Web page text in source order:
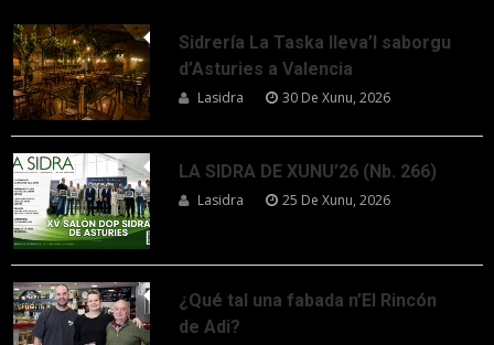
Sidrería La Taska lleva’l saborgu
d’Asturies a Valencia
Lasidra 30 De Xunu, 2026
LA SIDRA DE XUNU’26 (Nb. 266)
Lasidra 25 De Xunu, 2026
¿Qué tal una fabada n’El Rincón
de Adi?